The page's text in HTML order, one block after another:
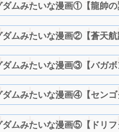
ダムみたいな漫画①【龍帥
ダムみたいな漫画②【蒼天航
ダムみたいな漫画③【バガ
ダムみたいな漫画④【セン
ダムみたいな漫画⑤【ドリ